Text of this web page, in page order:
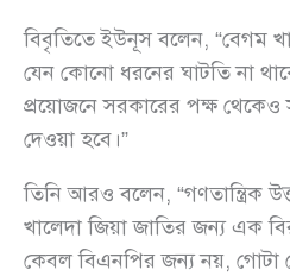
বিবৃতিতে ইউনূস বলেন, “বেগম
যেন কোনো ধরনের ঘাটতি না
প্রয়োজনে সরকারের পক্ষ
দেওয়া হবে।”
তিনি আরও বলেন, “গণতান্ত্রিক
খালেদা জিয়া জাতির জন্য এক
কেবল বিএনপির জন্য নয়, গোটা